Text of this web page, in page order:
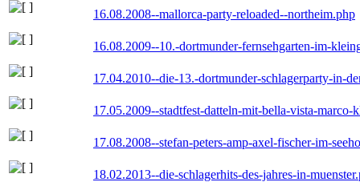
16.08.2008--mallorca-party-reloaded--northeim.php
16.08.2009--10.-dortmunder-fernsehgarten-im-
17.04.2010--die-13.-dortmunder-schlagerparty-in-
17.05.2009--stadtfest-datteln-mit-bella-vista-marco-
17.08.2008--stefan-peters-amp-axel-fischer-im-
18.02.2013--die-schlagerhits-des-jahres-in-